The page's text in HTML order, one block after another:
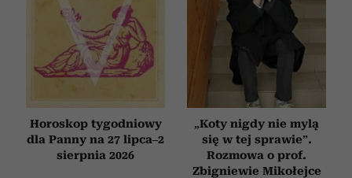
Horoskop tygodniowy
dla Panny na 27 lipca–2
sierpnia 2026
„Koty nigdy nie mylą
się w tej sprawie”.
Rozmowa o prof.
Zbigniewie Mikołejce